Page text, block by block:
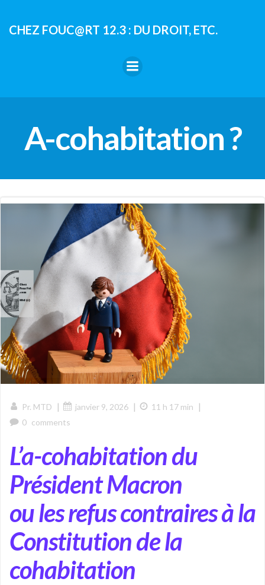
contenu
CHEZ FOUC@RT 12.3 : DU DROIT, ETC.
A-cohabitation ?
Pr. MTD | janvier 9, 2026 | 11 h 17 min |
0 comments
L’a-cohabitation du
Président Macron
ou les refus contraires à la
Constitution de la
cohabitation